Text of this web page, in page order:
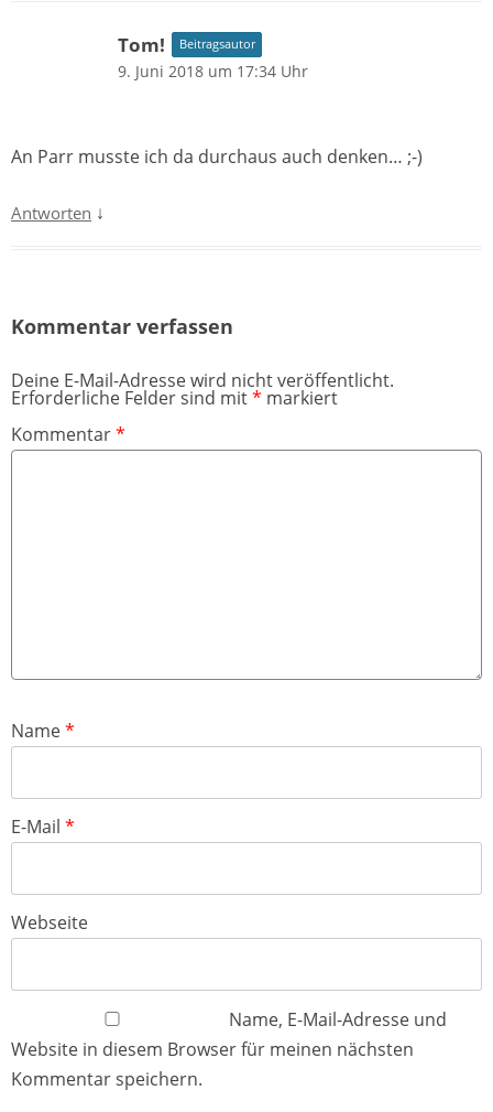
Tom! Beitragsautor
9. Juni 2018 um 17:34 Uhr
An Parr musste ich da durchaus auch denken… ;-)
Antworten ↓
Kommentar verfassen
Deine E-Mail-Adresse wird nicht veröffentlicht.
Erforderliche Felder sind mit* markiert
Kommentar*
Name*
E-Mail *
Webseite
Name, E-Mail-Adresse und
Website in diesem Browser für meinen nächsten
Kommentar speichern.